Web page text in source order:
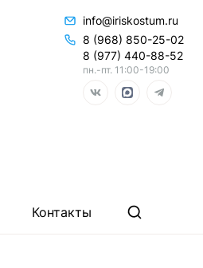
info@iriskostum.ru
8 (968) 850-25-02
8 (977) 440-88-52
пн.-пт. 11:00-19:00
Контакты